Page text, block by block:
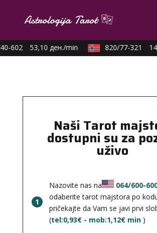
602 53,10 ден./min 820/77-321
Naši Tarot
dostupni su za
uživo
1
Nazovite nas na 064/600-
odaberite tarot majstora po
pričekajte da Vam se javi prvi
(tel:0,93€ - mob:1,12€ min )